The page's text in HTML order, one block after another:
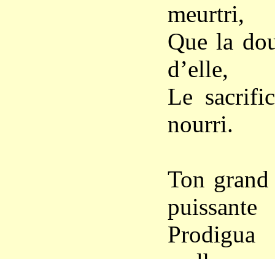
meurtri,
Que la
d’elle,
Le
nourri.
Ton
puissante